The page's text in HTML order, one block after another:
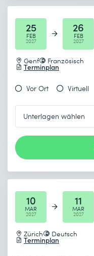
25
FEB
2027
26
FEB
2027
Genf Französisch
Terminplan
Vor Ort Virtuell
10
MAR
2027
11
MAR
2027
Zürich Deutsch
Terminplan